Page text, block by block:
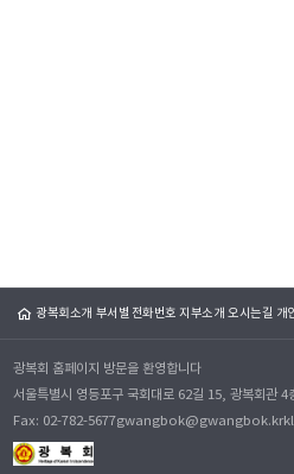
광복회소개 부서별 전화번호 지부소개 오시는길 개
광복회 홈페이지 방문을 환영합니다
서울특별시 영등포구 국회대로 62길 15, 광복회관
Fax: 02-782-5677gwangbok@gwangbok.kr